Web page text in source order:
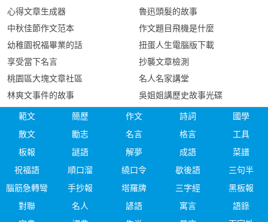
心得文章生成器
中秋佳節作文范本
幼稚園祝福畢業的話
享受當下名言
桃園區大塊文章社區
林爽文事件的故事
魯迅頭髮的故事
作文題目飛機是什麼
扭蛋人生電腦版下載
抄襲文章檢測
名人名家講堂
吳姐姐講歷史故事光碟
範文 簡歷 作文 詩詞
國學
散文
勵志 名言 格言
工具
板報
謎語 解夢 成語
菜譜
祝福語
順口溜 繞口令 歇後語
三句半
腦筋急轉彎
手抄報 塔羅牌 三字經
黑板報
對聯
名人 諺語 寓言
語錄